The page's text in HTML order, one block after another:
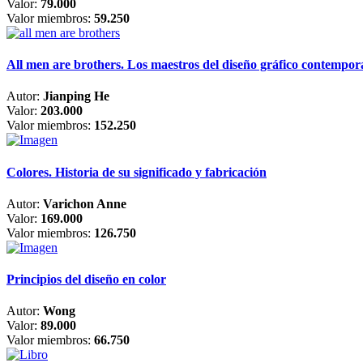
Valor: 79.000
Valor miembros: 59.250
All men are brothers. Los maestros del diseño gráfico
Autor: Jianping He
Valor: 203.000
Valor miembros: 152.250
Colores. Historia de su significado y fabricación
Autor: Varichon Anne
Valor: 169.000
Valor miembros: 126.750
Principios del diseño en color
Autor: Wong
Valor: 89.000
Valor miembros: 66.750